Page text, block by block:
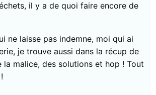
il y a de quoi faire encore de
ne laisse pas indemne, moi qui ai
je trouve aussi dans la récup de
la malice, des solutions et hop ! Tout